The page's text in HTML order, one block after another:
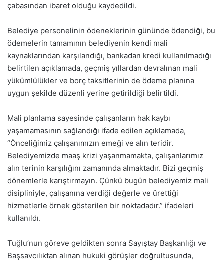
çabasından ibaret olduğu kaydedildi.
Belediye personelinin ödeneklerinin gününde ödendiği, bu
ödemelerin tamamının belediyenin kendi mali
kaynaklarından karşılandığı, bankadan kredi kullanılmadığı
belirtilen açıklamada, geçmiş yıllardan devralınan mali
yükümlülükler ve borç taksitlerinin de ödeme planına
uygun şekilde düzenli yerine getirildiği belirtildi.
Mali planlama sayesinde çalışanların hak kaybı
yaşamamasının sağlandığı ifade edilen açıklamada,
“Önceliğimiz çalışanımızın emeği ve alın teridir.
Belediyemizde maaş krizi yaşanmamakta, çalışanlarımız
alın terinin karşılığını zamanında almaktadır. Bizi geçmiş
dönemlerle karıştırmayın. Çünkü bugün belediyemiz mali
disipliniyle, çalışanına verdiği değerle ve ürettiği
hizmetlerle örnek gösterilen bir noktadadır.” ifadeleri
kullanıldı.
Tuğlu’nun göreve geldikten sonra Sayıştay Başkanlığı ve
Başsavcılıktan alınan hukuki görüşler doğrultusunda,